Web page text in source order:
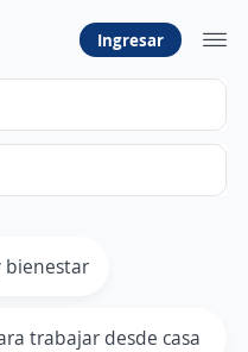
Ingresar
bienestar
trabajar desde casa